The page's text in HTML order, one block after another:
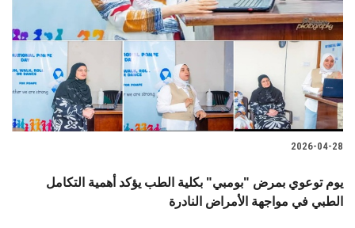
2026-04-28
يوم توعوي بمرض "بومبي" بكلية الطب يؤكد أهمية التكامل
الطبي في مواجهة الأمراض النادرة